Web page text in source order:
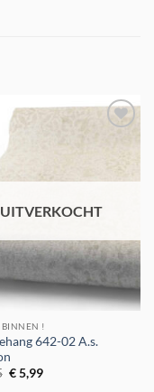
UITVERKOCHT
!
642-02 A.s.
Oorspronkelijke
prijs
€5,99Huidige